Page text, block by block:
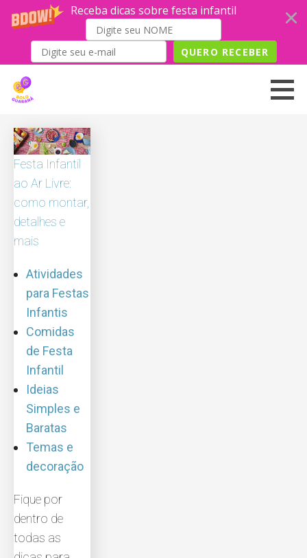
Receba dicas sobre festa infantil
QUERO RECEBER
content
Festa Infantil
ao Ar Livre:
como montar,
detalhes e
mais
Atividades
para Festas
Infantis
Comidas
de Festa
Infantil
Ideias
Simples e
Baratas
Temas e
decoração
Fique por
dentro de
todas as